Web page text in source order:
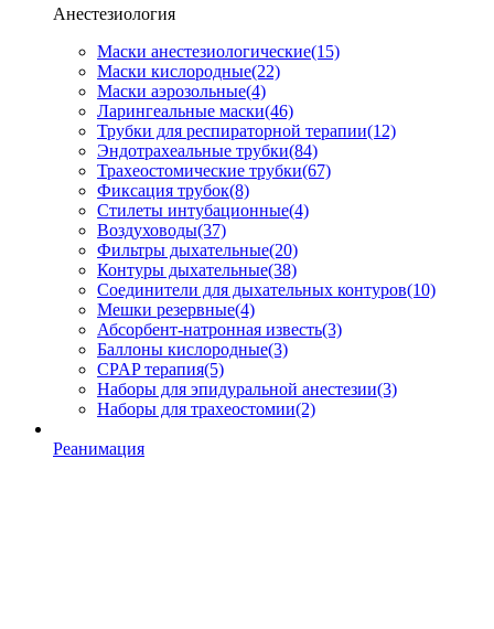
Анестезиология
Маски анестезиологические(15)
Маски кислородные(22)
Маски аэрозольные(4)
Ларингеальные маски(46)
Трубки для респираторной терапии(12)
Эндотрахеальные трубки(84)
Трахеостомические трубки(67)
Фиксация трубок(8)
Стилеты интубационные(4)
Воздуховоды(37)
Фильтры дыхательные(20)
Контуры дыхательные(38)
Соединители для дыхательных контуров(10)
Мешки резервные(4)
Абсорбент-натронная известь(3)
Баллоны кислородные(3)
CPAP терапия(5)
Наборы для эпидуральной анестезии(3)
Наборы для трахеостомии(2)
Реанимация